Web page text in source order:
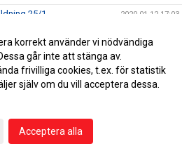
25/1 2020-01-12 17:03
! 2019-11-24 21:06
korrekt använder vi nödvändiga
går inte att stänga av.
frivilliga cookies, t.ex. för statistik
själv om du vill acceptera dessa.
Acceptera alla